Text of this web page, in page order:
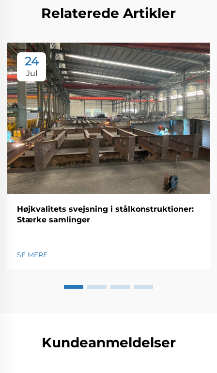
Relaterede Artikler
24
Jul
Højkvalitets svejsning i stålkonstruktioner:
Stærke samlinger
SE MERE
Kundeanmeldelser